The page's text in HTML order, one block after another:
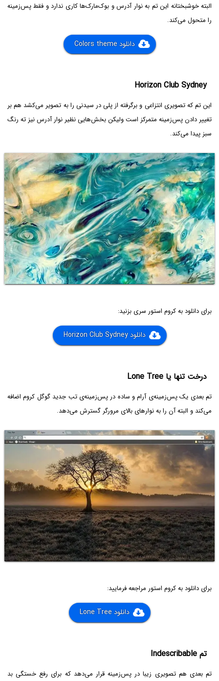
البته خوشبختانه این تم به نوار آدرس و بوک‌مارک‌ها کاری ندارد و فقط پس‌زمینه
را متحول می‌کند.
دانلود Colors theme
Horizon Club Sydney
این تم که تصویری انتزاعی و برگرفته از پلی در سیدنی را به تصویر می‌کشد هم بر
تغییر دادن پس‌زمینه متمرکز است ولیکن بخش‌هایی نظیر نوار آدرس نیز ته رنگ
سبز پیدا می‌کند.
برای دانلود به کروم استور سری بزنید:
دانلود Horizon Club Sydney
درخت تنها یا Lone Tree
تم بعدی یک پس‌زمینه‌ی آرام و ساده در پس‌زمینه‌ی تب جدید گوگل کروم اضافه
می‌کند و البته آن را به نوارهای بالای مرورگر گسترش می‌دهد.
برای دانلود به کروم استور مراجعه فرمایید:
دانلود Lone Tree
تم Indescribable
تم بعدی هم تصویری زیبا در پس‌زمینه قرار می‌دهد که برای رفع خستگی بد